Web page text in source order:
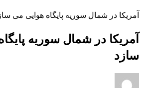
آمریکا در شمال سوریه پایگاه هوایی می
آمریکا در شمال سوریه
سازد